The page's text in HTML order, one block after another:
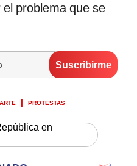
problema que se
PROTESTAS
en